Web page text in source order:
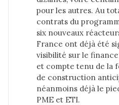
pour les autres. Au
contrats du
six nouveaux
France ont déjà été
visibilité sur le
et compte tenu de la
de construction
néanmoins déjà le
PME et ETI.